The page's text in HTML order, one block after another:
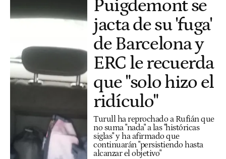
Puigdemont se
jacta de su 'fuga'
de Barcelona y
ERC le recuerda
que "solo hizo el
ridículo"
Turull ha reprochado a Rufián que
no suma "nada" a las "históricas
siglas" y ha afirmado que
continuarán "persistiendo hasta
alcanzar el objetivo"